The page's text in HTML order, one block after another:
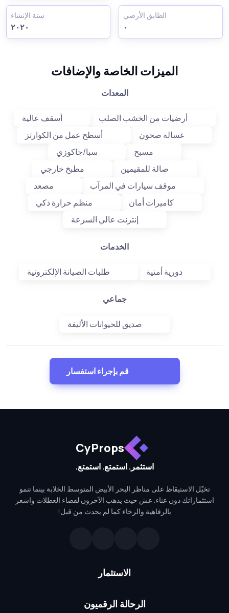
الطابق الأرضي
٠
سنة الإنشاء
٢٠٢٠
الميزات الخاصة والإضافات
المعدات
أرضيات من الخشب الصلب
أسقف عالية
غسالة صحون
أسطح عمل من الكوارتز
مسبح
سبا/جاكوزي
صالة للمقيمين
مطبخ خارجي
موقف سيارات في المرآب
مصعد
كاميرات أمان
منظم حرارة ذكي
إنترنت عالي السرعة
الخدمات
دورية أمنية طلبات الصيانة الإلكترونية
جماعي
صديق للحيوانات الأليفة
قم بإجراء استفسار
CyProps
استثمر. استمتع. استمتع.
تخيّل الاستيقاظ على مناظر البحر الأبيض المتوسط الخلابة بينما تنمو
استثماراتك دون عناء. عش حيث يذهب الآخرون لقضاء العطلات واشعر
بالرفاهية والرخاء كما لم يحدث من قبل!
الاستثمار
الرحالة الرقميون